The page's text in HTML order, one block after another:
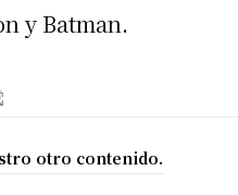
y Batman.
otro contenido.